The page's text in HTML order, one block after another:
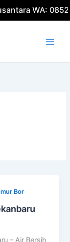
WA:
Bor
– Air Bersih